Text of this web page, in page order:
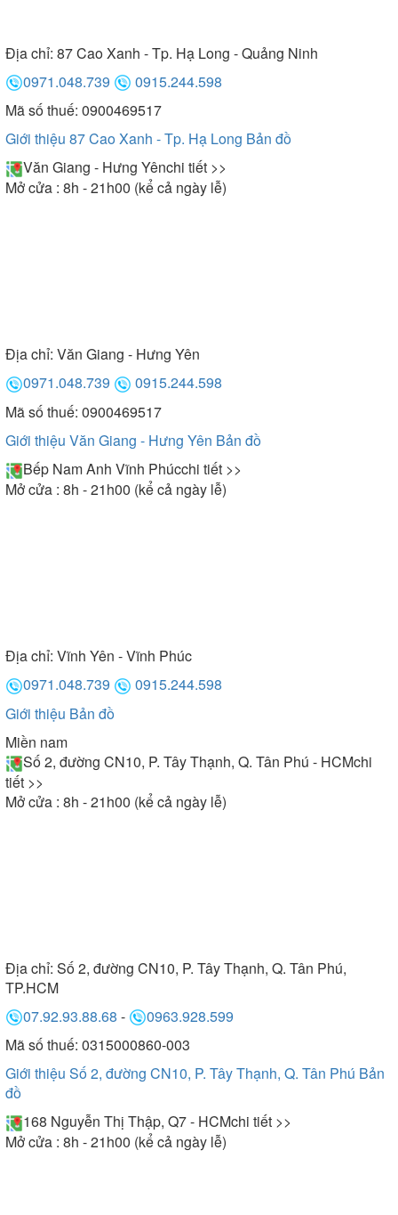
Địa chỉ: 87 Cao Xanh - Tp. Hạ Long - Quảng Ninh
0971.048.739
0915.244.598
Mã số thuế: 0900469517
Giới thiệu 87 Cao Xanh - Tp. Hạ Long Bản đồ
Văn Giang - Hưng Yênchi tiết >>
Mở cửa : 8h - 21h00 (kể cả ngày lễ)
Địa chỉ: Văn Giang - Hưng Yên
0971.048.739
0915.244.598
Mã số thuế: 0900469517
Giới thiệu Văn Giang - Hưng Yên Bản đồ
Bếp Nam Anh Vĩnh Phúcchi tiết >>
Mở cửa : 8h - 21h00 (kể cả ngày lễ)
Địa chỉ: Vĩnh Yên - Vĩnh Phúc
0971.048.739
0915.244.598
Giới thiệu Bản đồ
Miền nam
Số 2, đường CN10, P. Tây Thạnh, Q. Tân Phú - HCMchi
tiết >>
Mở cửa : 8h - 21h00 (kể cả ngày lễ)
Địa chỉ: Số 2, đường CN10, P. Tây Thạnh, Q. Tân Phú,
TP.HCM
07.92.93.88.68 -
0963.928.599
Mã số thuế: 0315000860-003
Giới thiệu Số 2, đường CN10, P. Tây Thạnh, Q. Tân Phú Bản
đồ
168 Nguyễn Thị Thập, Q7 - HCMchi tiết >>
Mở cửa : 8h - 21h00 (kể cả ngày lễ)